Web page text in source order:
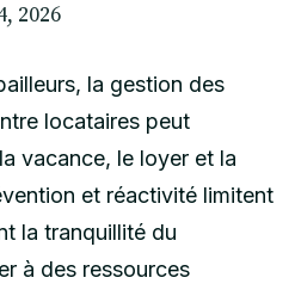
2026
la gestion des
locataires peut
vacance, le loyer et la
et réactivité limitent
la tranquillité du
à des ressources